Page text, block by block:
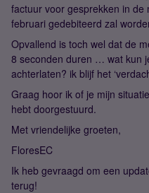
factuur voor gesprekken in
februari gedebiteerd zal
Opvallend is toch wel dat de
8 seconden duren … wat kun
achterlaten? ik blijf het
Graag hoor ik of je mijn
hebt doorgestuurd.
Met vriendelijke groeten,
FloresEC
Ik heb gevraagd om een
terug!